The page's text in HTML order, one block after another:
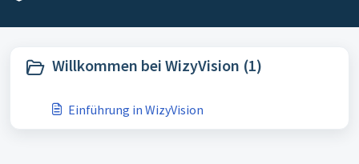
Willkommen bei WizyVision (1)
Einführung in WizyVision